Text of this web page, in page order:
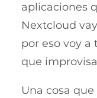
aplicaciones
Nextcloud
por eso voy a
que
Una cosa